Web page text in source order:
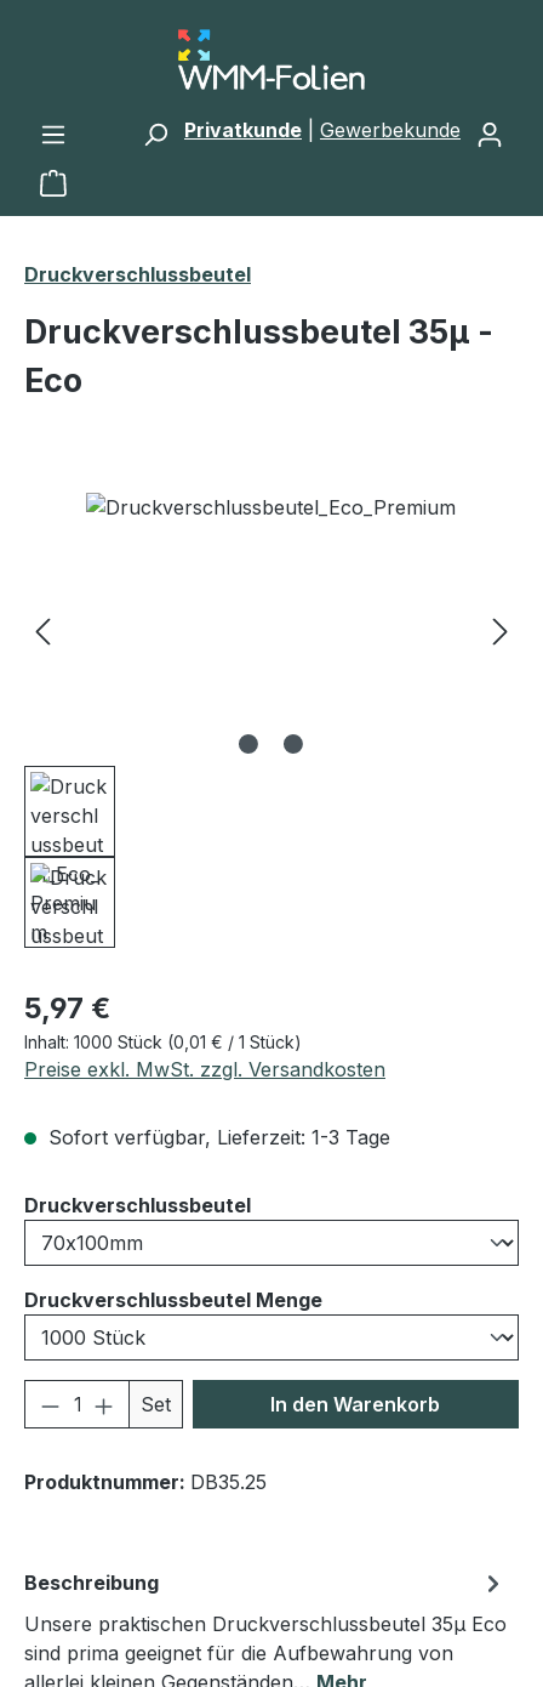
Zum Hauptinhalt springen
Privatkunde Gewerbekunde
Warenkorb enthält 0 Positionen. Der
Druckverschlussbeutel
Druckverschlussbeutel 35μ -
Eco
Bildergalerie überspringen
Regulärer Preis:
5,97 €
Inhalt: 1000 Stück (0,01 € / 1 Stück)
Preise exkl. MwSt. zzgl. Versandkosten
Sofort verfügbar, Lieferzeit: 1-3 Tage
Druckverschlussbeutelauswählen
Druckverschlussbeutel Mengeauswählen
Produkt Anzahl: Gib den
Set In den Warenkorb
Produktnummer: DB35.25
Beschreibung
Unsere praktischen Druckverschlussbeutel 35μ Eco
sind prima geeignet für die Aufbewahrung von
allerlei kleinen Gegenständen… Mehr